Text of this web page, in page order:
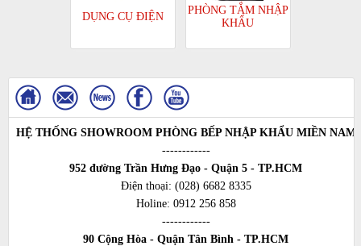
DỤNG CỤ ĐIỆN
PHÒNG TẮM NHẬP
KHẨU
HỆ THỐNG SHOWROOM PHÒNG BẾP NHẬP KHẨU MIỀN NAM
------------
952 đường Trần Hưng Đạo - Quận 5 - TP.HCM
Điện thoại: (028) 6682 8335
Holine: 0912 256 858
------------
90 Cộng Hòa - Quận Tân Bình - TP.HCM